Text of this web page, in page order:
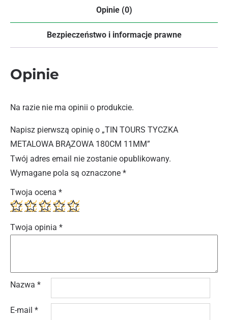
Opinie (0)
Bezpieczeństwo i informacje prawne
Opinie
Na razie nie ma opinii o produkcie.
Napisz pierwszą opinię o „TIN TOURS TYCZKA
METALOWA BRĄZOWA 180CM 11MM”
Twój adres email nie zostanie opublikowany.
Wymagane pola są oznaczone *
Twoja ocena *
Twoja opinia *
Nazwa *
E-mail *